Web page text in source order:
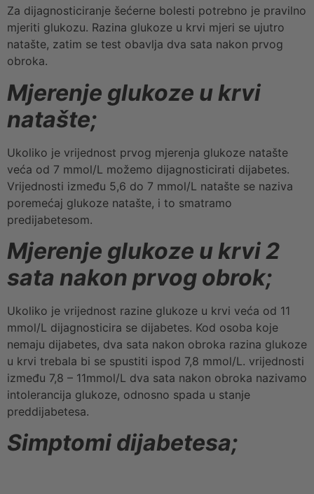
Za dijagnosticiranje šećerne bolesti potrebno je pravilno
mjeriti glukozu. Razina glukoze u krvi mjeri se ujutro
natašte, zatim se test obavlja dva sata nakon prvog
obroka.
Mjerenje glukoze u krvi
natašte;
Ukoliko je vrijednost prvog mjerenja glukoze natašte
veća od 7 mmol/L možemo dijagnosticirati dijabetes.
Vrijednosti između 5,6 do 7 mmol/L natašte se naziva
poremećaj glukoze natašte, i to smatramo
predijabetesom.
Mjerenje glukoze u krvi 2
sata nakon prvog obrok;
Ukoliko je vrijednost razine glukoze u krvi veća od 11
mmol/L dijagnosticira se dijabetes. Kod osoba koje
nemaju dijabetes, dva sata nakon obroka razina glukoze
u krvi trebala bi se spustiti ispod 7,8 mmol/L. vrijednosti
između 7,8 – 11mmol/L dva sata nakon obroka nazivamo
intolerancija glukoze, odnosno spada u stanje
preddijabetesa.
Simptomi dijabetesa;